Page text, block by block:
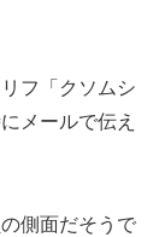
フ「クソムシ
メールで伝え
側面だそうで